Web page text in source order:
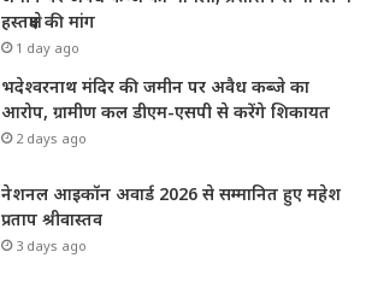
हस्तक्षेप की मांग
1 day ago
भदेश्वरनाथ मंदिर की जमीन पर अवैध कब्जे का
आरोप, ग्रामीण कल डीएम-एसपी से करेंगे शिकायत
2 days ago
नेशनल आइकॉन अवार्ड 2026 से सम्मानित हुए महेश
प्रताप श्रीवास्तव
3 days ago